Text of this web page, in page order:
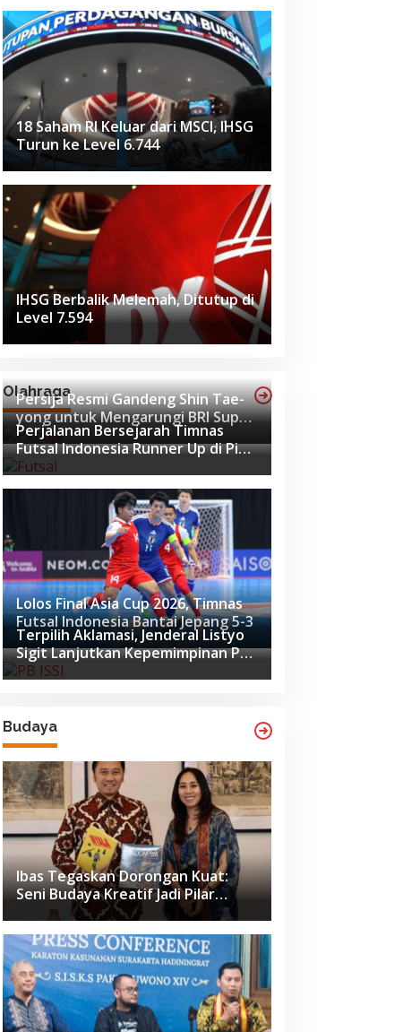
18 Saham RI Keluar dari MSCI, IHSG
Turun ke Level 6.744
IHSG Berbalik Melemah, Ditutup di
Level 7.594
Olahraga
Persija Resmi Gandeng Shin Tae-
yong untuk Mengarungi BRI Super
League 2026-2027
Perjalanan Bersejarah Timnas
Futsal Indonesia Runner Up di Piala
Asia Futsal 2026
Lolos Final Asia Cup 2026, Timnas
Futsal Indonesia Bantai Jepang 5-3
Terpilih Aklamasi, Jenderal Listyo
Sigit Lanjutkan Kepemimpinan PB
ISSI hingga 2029
Budaya
Ibas Tegaskan Dorongan Kuat:
Seni Budaya Kreatif Jadi Pilar
Utama Identitas dan Ekonomi
Nasional